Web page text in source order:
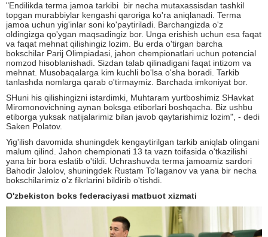
"Endilikda terma jamoa tarkibi bir necha mutaxassisdan tashkil
topgan murabbiylar kengashi qaroriga ko'ra aniqlanadi. Terma
jamoa uchun yig'inlar soni ko'paytiriladi. Barchangizda o'z
oldingizga qo'ygan maqsadingiz bor. Unga erishish uchun esa faqat
va faqat mehnat qilishingiz lozim. Bu erda o'tirgan barcha
bokschilar Parij Olimpiadasi, jahon chempionatlari uchun potencial
nomzod hisoblanishadi. Sizdan talab qilinadigani faqat intizom va
mehnat. Musobaqalarga kim kuchli bo'lsa o'sha boradi. Tarkib
tanlashda nomlarga qarab o'tirmaymiz. Barchada imkoniyat bor.
SHuni his qilishingizni istardimki, Muhtaram yurtboshimiz SHavkat
Miromonovichning aynan boksga etiborlari boshqacha. Biz ushbu
etiborga yuksak natijalarimiz bilan javob qaytarishimiz lozim", - dedi
Saken Polatov.
Yig'ilish davomida shuningdek kengaytirilgan tarkib aniqlab olingani
malum qilind. Jahon chempionati 13 ta vazn toifasida o'tkazilishi
yana bir bora eslatib o'tildi. Uchrashuvda terma jamoamiz sardori
Bahodir Jalolov, shuningdek Rustam To'laganov va yana bir necha
bokschilarimiz o'z fikrlarini bildirib o'tishdi.
O'zbekiston boks federaciyasi matbuot xizmati